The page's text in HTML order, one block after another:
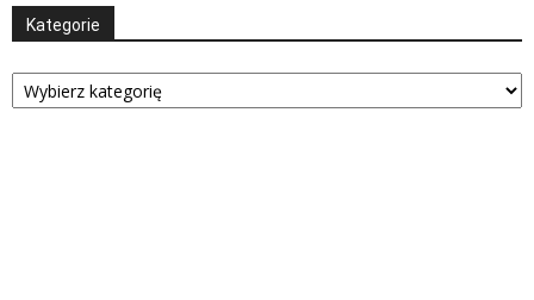
Kategorie
Kategorie